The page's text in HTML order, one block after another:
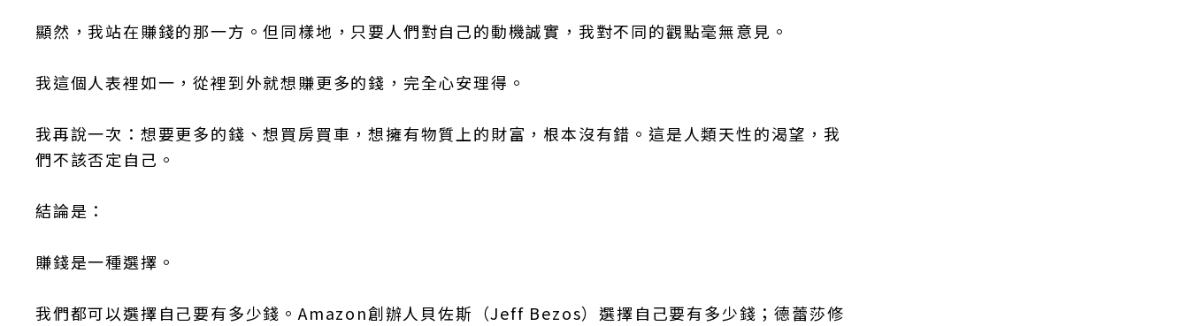
顯然，我站在賺錢的那一方。但同樣地，只要人們對自己的動機誠實，我對不同的觀點毫無意見。
我這個人表裡如一，從裡到外就想賺更多的錢，完全心安理得。
我再說一次：想要更多的錢、想買房買車，想擁有物質上的財富，根本沒有錯。這是人類天性的渴望，我
們不該否定自己。
結論是：
賺錢是一種選擇。
我們都可以選擇自己要有多少錢。Amazon創辦人貝佐斯（Jeff Bezos）選擇自己要有多少錢；德蕾莎修